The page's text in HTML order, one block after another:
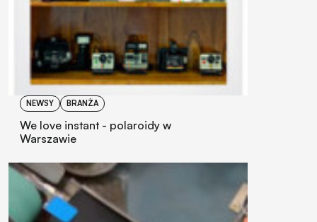
NEWSY BRANŻA
We love instant - polaroidy w
Warszawie